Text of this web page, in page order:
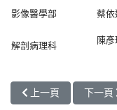
影像醫學部 蔡依
解剖病理科
陳
上一篇文章: 泌尿道癌
上一頁 下一篇
下一頁